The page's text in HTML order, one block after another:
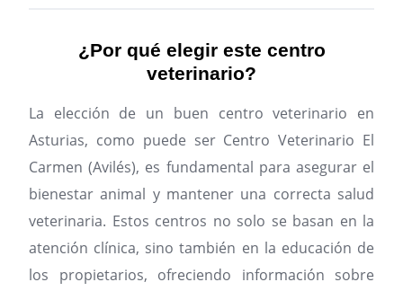
¿Por qué elegir este centro
veterinario?
La elección de un buen centro veterinario en
Asturias, como puede ser Centro Veterinario El
Carmen (Avilés), es fundamental para asegurar el
bienestar animal y mantener una correcta salud
veterinaria. Estos centros no solo se basan en la
atención clínica, sino también en la educación de
los propietarios, ofreciendo información sobre